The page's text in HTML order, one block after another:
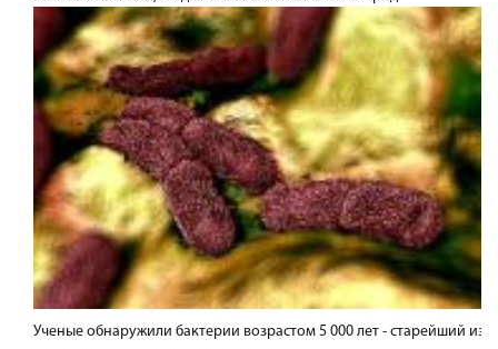
Ученые обнаружили бактерии возрастом 5 000 лет - старейший из